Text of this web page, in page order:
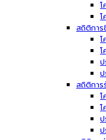
สถิติการ
สถิติการ